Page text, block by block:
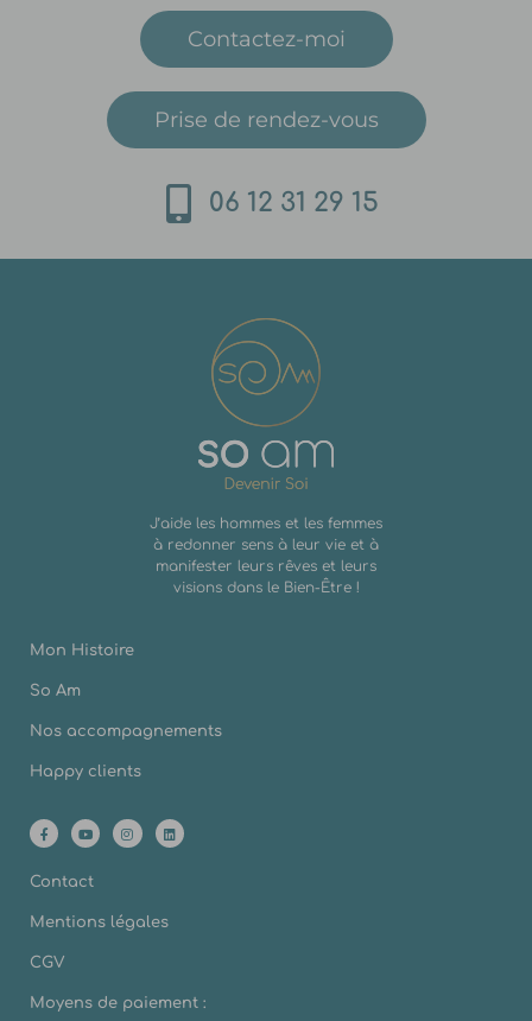
Contactez-moi
Prise de rendez-vous
06 12 31 29 15
J’aide les hommes et les femmes
à redonner sens à leur vie et à
manifester leurs rêves et leurs
visions dans le Bien-Être !
Mon Histoire
So Am
Nos accompagnements
Happy clients
Contact
Mentions légales
CGV
Moyens de paiement :